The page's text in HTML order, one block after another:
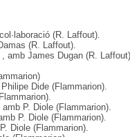
col·laboració (R. Laffout).
(R. Laffout).
, amb James Dugan (R.
Philipe Dide (Flammarion).
, amb P. Diole (Flammarion).
amb P. Diole (Flammarion).
P. Diole (Flammarion).